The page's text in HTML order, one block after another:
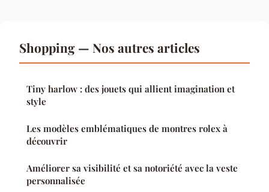
Shopping — Nos autres articles
Tiny harlow : des jouets qui allient imagination et
style
Les modèles emblématiques de montres rolex à
découvrir
Améliorer sa visibilité et sa notoriété avec la veste
personnalisée